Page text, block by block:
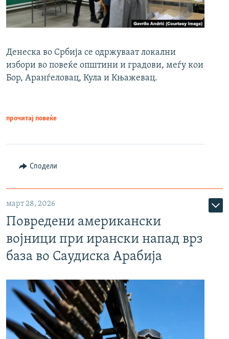
Денеска во Србија се одржуваат локални
избори во повеќе општини и градови, меѓу кои
Бор, Аранѓеловац, Кула и Књажевац.
прочитај повеќе
Сподели
март 28, 2026
Повредени американски
војници при ирански напад врз
база во Саудиска Арабија